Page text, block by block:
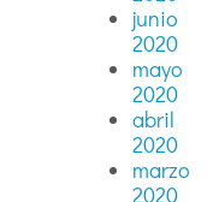
junio
2020
mayo
2020
abril
2020
marzo
2020